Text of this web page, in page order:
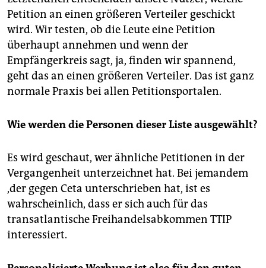
Petition an einen größeren Verteiler geschickt
wird. Wir testen, ob die Leute eine Petition
überhaupt annehmen und wenn der
Empfängerkreis sagt, ja, finden wir spannend,
geht das an einen größeren Verteiler. Das ist ganz
normale Praxis bei allen Petitionsportalen.
Wie werden die Personen dieser Liste ausgewählt?
Es wird geschaut, wer ähnliche Petitionen in der
Vergangenheit unterzeichnet hat. Bei jemandem
,der gegen Ceta unterschrieben hat, ist es
wahrscheinlich, dass er sich auch für das
transatlantische Freihandelsabkommen TTIP
interessiert.